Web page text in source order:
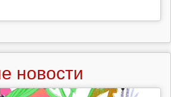
новости